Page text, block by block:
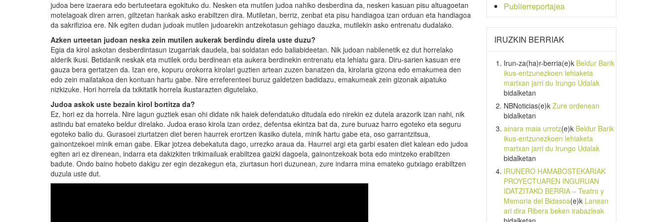
judoa bere izaerara edo bertuteetara egokituko du. Nesken eta mutilen judoa nahiko desberdina da, nesken kasuan pisu altuagoetan
motelagoak diren arren, giltzetan hankak asko erabiltzen dira. Mutiletan, berriz, zenbat eta pisu handiagoa izan orduan eta handiagoa
da sakrifizioa ere. Nik egiten dudan judoak mutilen judoarekin antzekotasun gehiago dauzka, mutilekin asko entrenatu dudalako.
Azken urteetan judoan neska zein mutilen aukerak berdindu direla uste duzu?
Egia da kirol askotan desberdintasun izugarriak daudela, bai soldatan edo baliabideetan. Nik judoan nabilenetik ez dut horrelako
alderik ikusi. Betidanik neskak eta mutilek ordu berdinean eta aukera berdinekin entrenatu eta lehiatu gara. Diru-sarien kasuan ere
gauza bera gertatzen da. Izan ere, kopuru orokorra kirolari guztien artean zuzen banatzen da, kirolaria gizona edo emakumea den
edo zein mailatakoa den kontuan hartu gabe. Nire erreferenteei buruz galdetzen badidazu, emakumeak zein gizonak aipatuko
nizkizuke. Hori horrela da txikitatik horrela ikustarazten digutelako.
Judoa askok uste bezain kirol bortitza da?
Ez, hori ez da horrela. Nire lagun guztiek esan ohi didate nik haiek defendatuko ditudala edo nirekin ez dutela arazorik izan nahi, nik
astindu bat emateko beldur direlako. Judoa eraso kirola izan ordez, defentsa ekintza bat da, zure buruaz harro egoteko eta seguru
egoteko balio du. Gurasoei ziurtatzen diet beren haurrek erortzen ikasiko dutela, minik hartu gabe eta, oso garrantzitsua,
gainontzekoei minik eman gabe. Elkar jotzea debekatuta dago, urrezko araua da. Haurrei argi eta garbi esaten diet kalean edo judoa
egiten ari ez direnean, indarra eta dakizkiten trikimailuak erabiltzea gaizki dagoela, gainontzekoak bota edo mintzeko erabiltzen
badute. Ondo baino hobeto dakigu zer egin dezakegun eta, ziurtasun hori duzunean, zure indarra mina emateko gutxiago erabiltzen
duzula uste dut.
Publierreportajea
IRUZKIN BERRIAK
Irun-za(ha)r-berria(e)k Beldur Barik
ikus-entzunezkoen lehiaketa
martxan jarri du Irungo Udalak
bidalketan
NBNoticias(e)k Zure ordenean
bidalketan
ainara maia urrotz(e)k Beldur Barik
ikus-entzunezkoen lehiaketa
martxan jarri du Irungo Udalak
bidalketan
IRUNERO HAMABOSTEKARIAK
PROYECTUAREN INGURUAN
IDATZITAKO BERRIA – Teatro y
Memoria del Bidasoa(e)k Lanean
ari dira Ribera beken irabazleak